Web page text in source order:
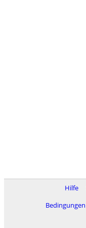
Hilfe
Bedingungen